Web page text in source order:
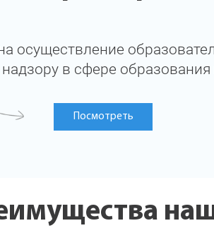
осуществление
в сфере
Посмотреть